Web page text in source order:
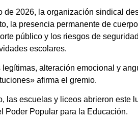
2026, la organización sindical
la presencia permanente de
público y los riesgos de
escolares.
alteración emocional y
afirma el gremio.
las escuelas y liceos abrieron este
Poder Popular para la Educación.